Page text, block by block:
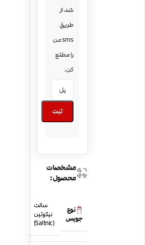
شد از
طریق
sms من
را مطلع
کن.
ثبت
مشخصات
محصول:
نوع
جویس
سالت
نیکوتین
(Saltnic)